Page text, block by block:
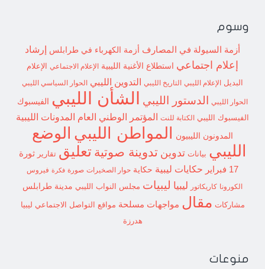
وسوم
أزمة السيولة في المصارف أزمة الكهرباء في طرابلس إرشاد
إعلام اجتماعي استطلاع الأغنية الليبية الإعلام الاجتماعي
الإعلام
البديل الإعلام الليبي التاريخ الليبي التدوين الليبي الحوار السياسي الليبي
الحوار الليبي الدستور الليبي الشأن الليبي الفيسبوك
الفيسبوك الليبي الكتابة للنت المؤتمر الوطني العام المدونات الليبية
المدونون الليبيون المواطن الليبي الوضع
الليبي بيانات تدوين تدوينة صوتية تعليق تقارير
ثورة
17 فبراير
حكايات ليبية حكاية حوار الصخيرات صورة فكرة فيروس
الكورونا كاريكاتور ليبيا ليبيات مجلس النواب الليبي مدينة طرابلس
مشاركات مقال مواجهات مسلحة مواقع التواصل الاجتماعي ليبيا
هدرزة
منوعات